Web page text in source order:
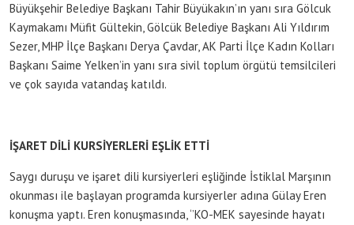
Büyükşehir Belediye Başkanı Tahir Büyükakın’ın yanı sıra Gölcuk
Kaymakamı Müfit Gültekin, Gölcük Belediye Başkanı Ali Yıldırım
Sezer, MHP İlçe Başkanı Derya Çavdar, AK Parti İlçe Kadın Kolları
Başkanı Saime Yelken’in yanı sıra sivil toplum örgütü temsilcileri
ve çok sayıda vatandaş katıldı.
İŞARET DİLİ KURSİYERLERİ EŞLİK ETTİ
Saygı duruşu ve işaret dili kursiyerleri eşliğinde İstiklal Marşının
okunması ile başlayan programda kursiyerler adına Gülay Eren
konuşma yaptı. Eren konuşmasında, ‘’KO-MEK sayesinde hayatı